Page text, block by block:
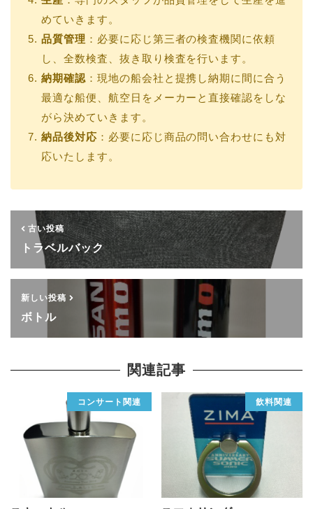
めていきます。
品質管理 ：必要に応じ第三者の検査機関に依頼
し、全数検査、抜き取り検査を行います。
納期確認 ：現地の船会社と提携し納期に間に合う
最適な船便、航空日をメーカーと直接確認をしな
がら決めていきます。
納品後対応 ：必要に応じ商品の問い合わせにも対
応いたします。
古い投稿
トラベルバック
新しい投稿
ボトル
関連記事
コンサート関連 飲料関連